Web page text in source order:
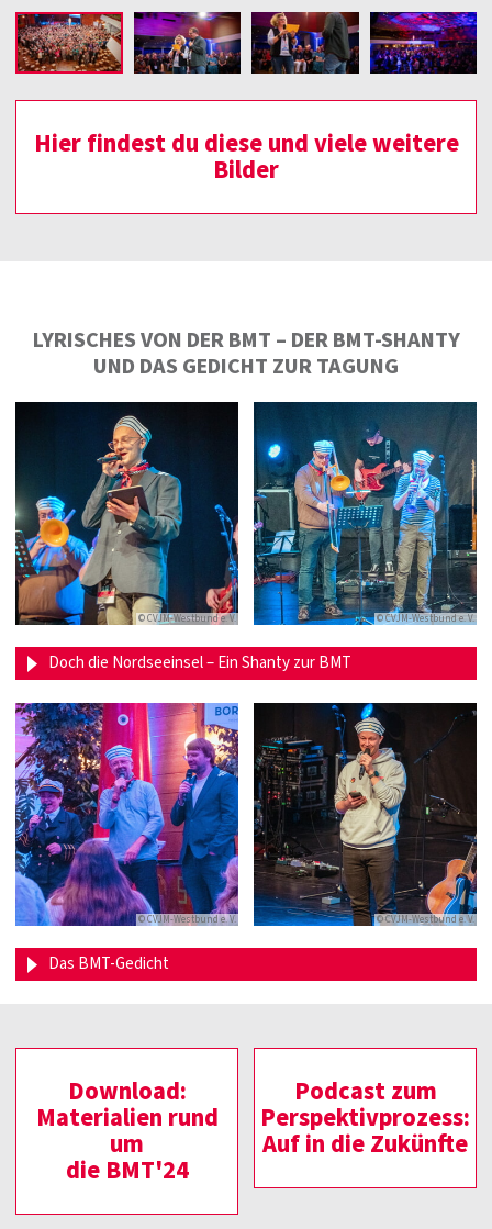
Hier findest du diese und viele weitere
Bilder
LYRISCHES VON DER BMT – DER BMT-SHANTY
UND DAS GEDICHT ZUR TAGUNG
© CVJM-Westbund e. V. © CVJM-Westbund e. V.
Doch die Nordseeinsel – Ein Shanty zur BMT
© CVJM-Westbund e. V. © CVJM-Westbund e. V.
Das BMT-Gedicht
Download:
Materialien rund
um
die BMT'24
Podcast zum
Perspektivprozess:
Auf in die Zukünfte